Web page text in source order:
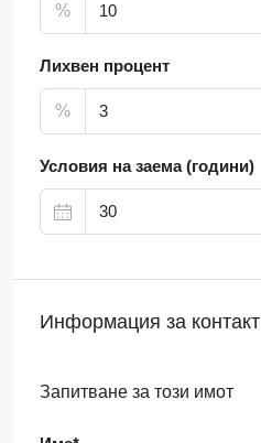
%
Лихвен процент
%
Условия на заема (години)
Информация за контакт
Запитване за този имот